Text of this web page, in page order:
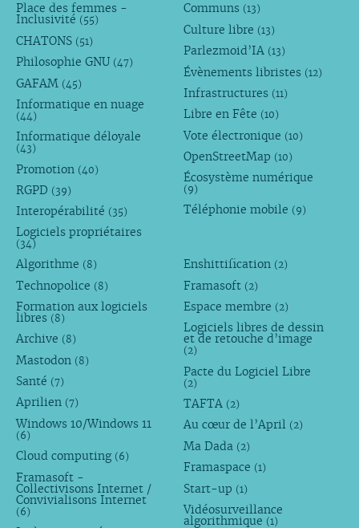
Place des femmes -
Inclusivité (55)
CHATONS (51)
Philosophie GNU (47)
GAFAM (45)
Informatique en nuage
(44)
Informatique déloyale
(43)
Promotion (40)
RGPD (39)
Interopérabilité (35)
Logiciels propriétaires
(34)
Communs (13)
Culture libre (13)
Parlezmoid’IA (13)
Évènements libristes (12)
Infrastructures (11)
Libre en Fête (10)
Vote électronique (10)
OpenStreetMap (10)
Écosystème numérique
(9)
Téléphonie mobile (9)
Algorithme (8)
Technopolice (8)
Formation aux logiciels
libres (8)
Archive (8)
Mastodon (8)
Santé (7)
Aprilien (7)
Windows 10/Windows 11
(6)
Cloud computing (6)
Framasoft -
Collectivisons Internet /
Convivialisons Internet
(6)
Enshittification (2)
Framasoft (2)
Espace membre (2)
Logiciels libres de dessin
et de retouche d’image
(2)
Pacte du Logiciel Libre
(2)
TAFTA (2)
Au cœur de l’April (2)
Ma Dada (2)
Framaspace (1)
Start-up (1)
Vidéosurveillance
algorithmique (1)